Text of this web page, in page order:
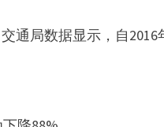
通局数据显示，自2016